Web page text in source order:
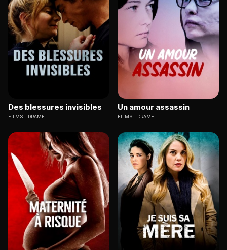
Des blessures invisibles
FILMS DRAME
Un amour assassin
FILMS DRAME